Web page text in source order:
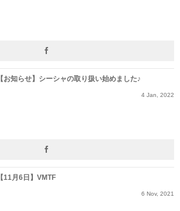
【お知らせ】シーシャの取り扱い始めました♪
4 Jan, 2022
【11月6日】VMTF
6 Nov, 2021